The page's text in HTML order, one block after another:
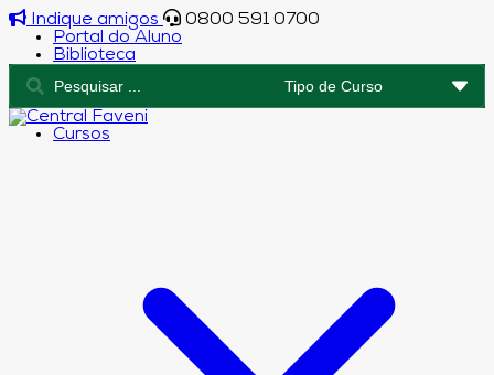
Indique amigos
0800 591 0700
Portal do Aluno
Biblioteca
Cursos